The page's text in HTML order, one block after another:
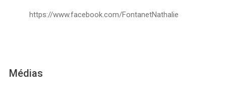
https://www.facebook.com/FontanetNathalie
Médias